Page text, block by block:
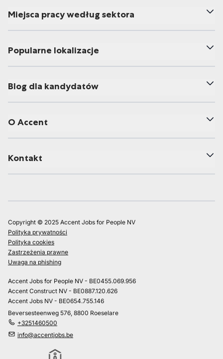
Miejsca pracy według sektora
Popularne lokalizacje
Blog dla kandydatów
O Accent
Kontakt
Copyright © 2025 Accent Jobs for People NV
Polityka prywatności
Polityka cookies
Zastrzeżenia prawne
Uwaga na phishing
Accent Jobs for People NV - BE0455.069.956
Accent Construct NV - BE0887.120.626
Accent Jobs NV - BE0654.755.146
Beversesteenweg 576, 8800 Roeselare
+3251460500
info@accentjobs.be